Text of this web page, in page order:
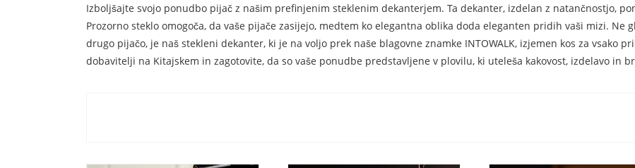
Izboljšajte svojo ponudbo pijač z našim prefinjenim steklenim dekanterjem. Ta dekanter, izdelan z natančnostjo,
Prozorno steklo omogoča, da vaše pijače zasijejo, medtem ko elegantna oblika doda eleganten pridih vaši mizi. Ne
drugo pijačo, je naš stekleni dekanter, ki je na voljo prek naše blagovne znamke INTOWALK, izjemen kos za vsako
dobavitelji na Kitajskem in zagotovite, da so vaše ponudbe predstavljene v plovilu, ki uteleša kakovost, izdelavo in